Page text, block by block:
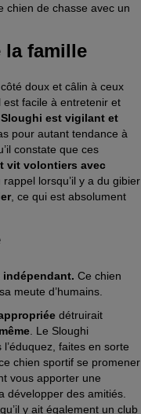
chien de chasse avec un
la famille
doux et câlin à ceux
est facile à entretenir et
est vigilant et
pour autant tendance à
constate que ces
vit volontiers avec
lorsqu’il y a du gibier
, ce qui est absolument
indépendant. Ce chien
meute d’humains.
détruirait
. Le Sloughi
faites en sorte
chien sportif se promener
vous apporter une
développer des amitiés.
y ait également un club